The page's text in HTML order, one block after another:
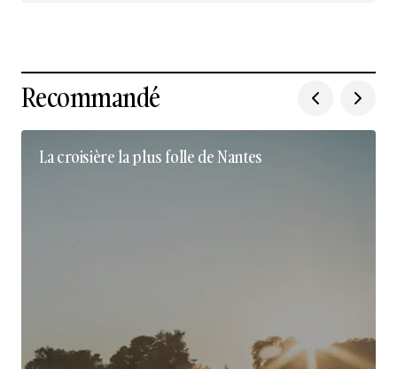
Recommandé
La croisière la plus folle de Nantes